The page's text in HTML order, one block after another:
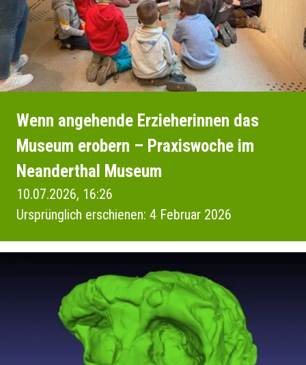
Wenn angehende Erzieherinnen das
Museum erobern – Praxiswoche im
Neanderthal Museum
10.07.2026, 16:26
Ursprünglich erschienen: 4 Februar 2026